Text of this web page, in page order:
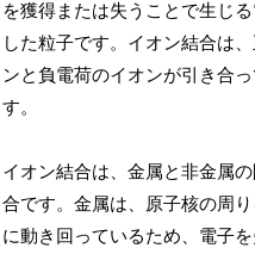
を獲得または失うことで生じ
した粒子です。イオン結合は
ンと負電荷のイオンが引き合
す。
イオン結合は、金属と非金属
合です。金属は、原子核の周
に動き回っているため、電子